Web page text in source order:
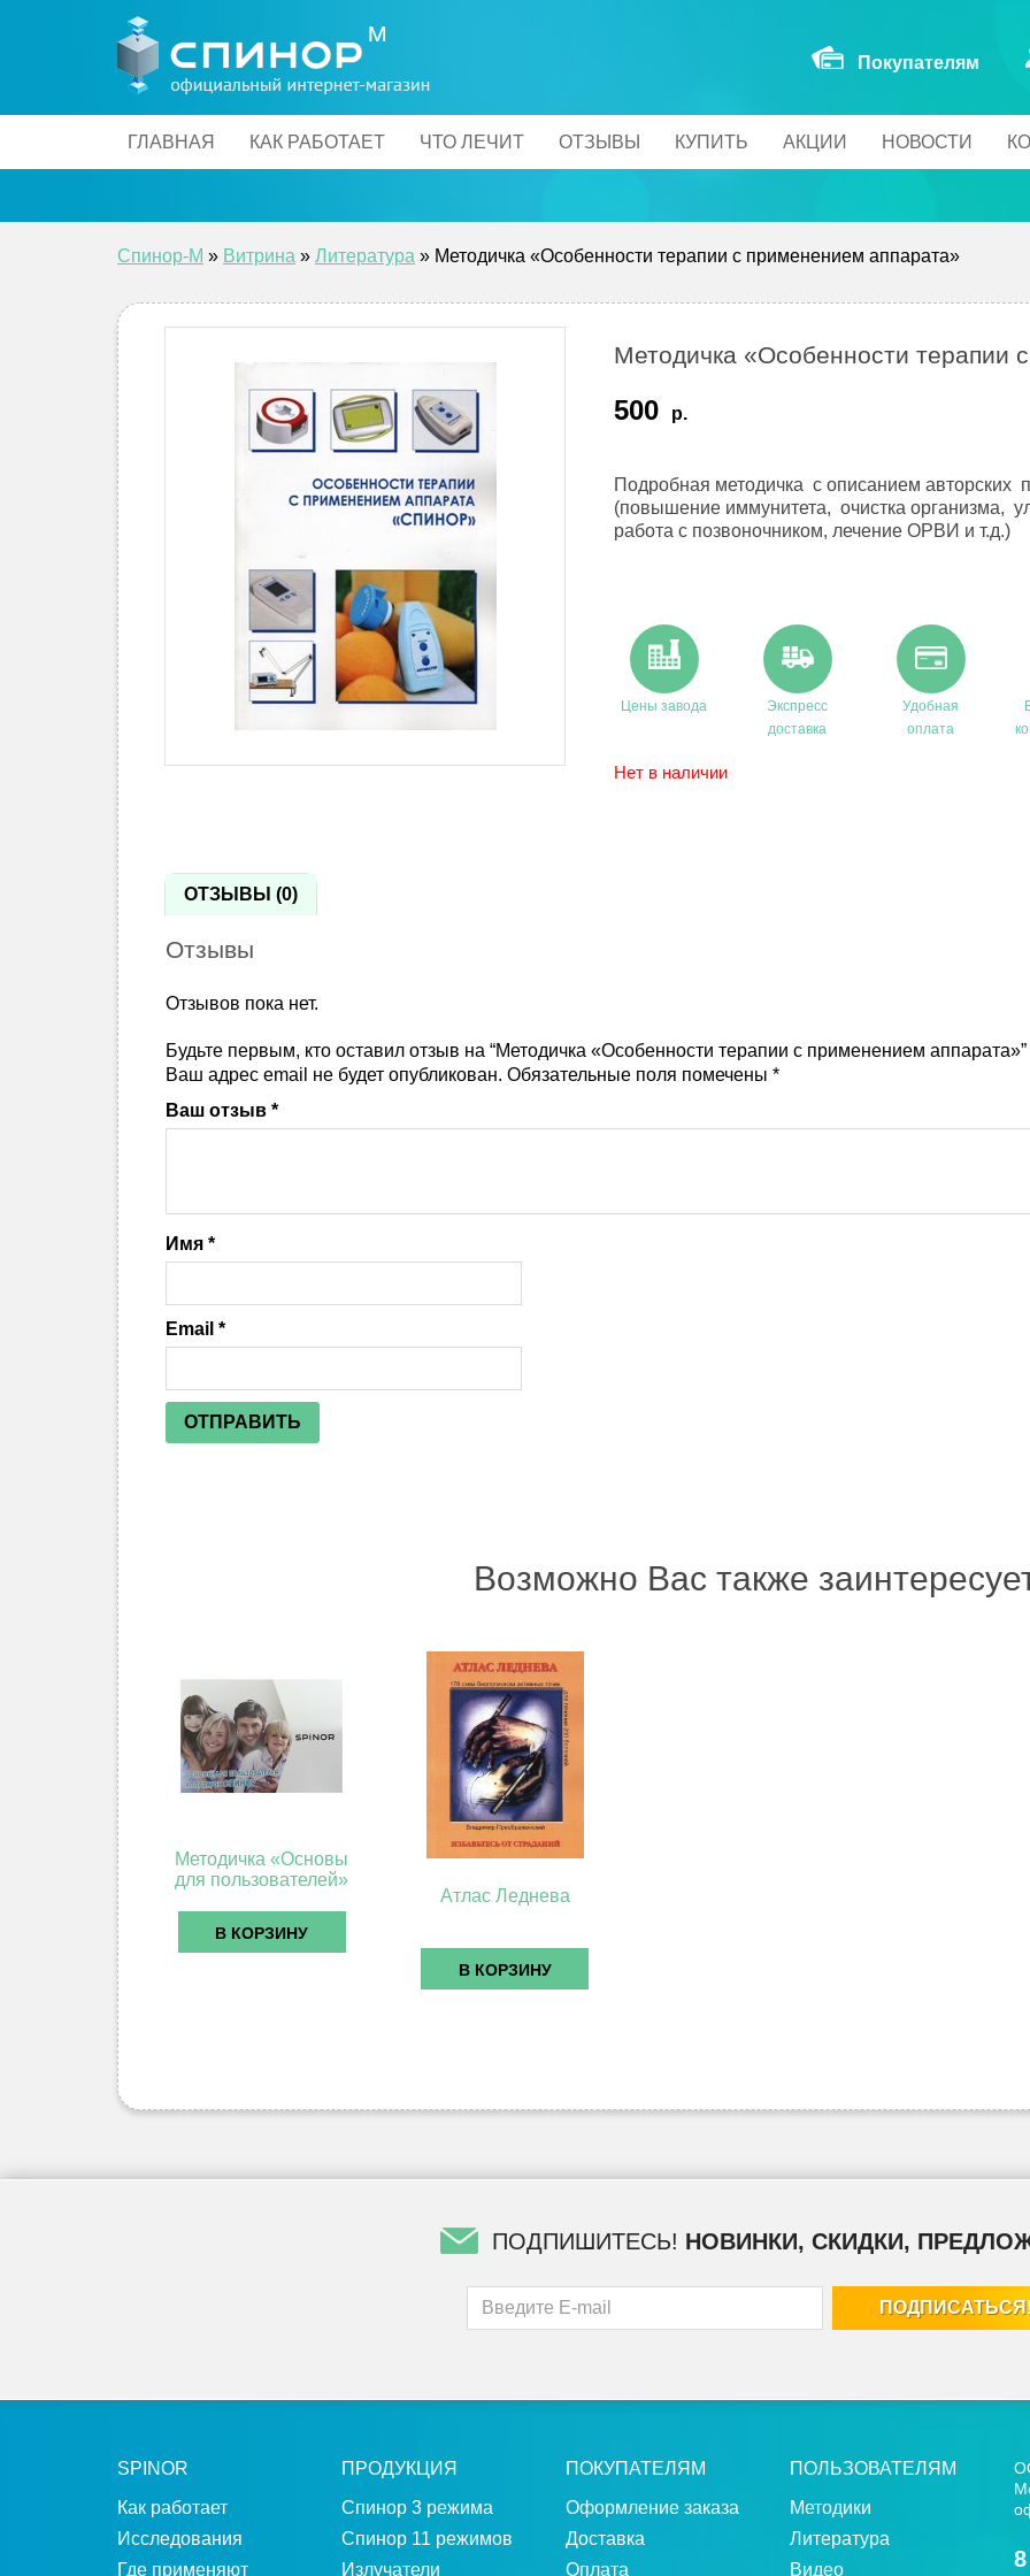
Покупателям
ГЛАВНАЯ КАК РАБОТАЕТ ЧТО ЛЕЧИТ ОТЗЫВЫ КУПИТЬ АКЦИИ НОВОСТИ
Спинор-М » Витрина » Литература » Методичка «Особенности терапии с применением аппарата»
Методичка «Особенности терапии
500 р.
Подробная методичка с описанием авторских
(повышение иммунитета, очистка организма,
работа с позвоночником, лечение ОРВИ и т.д.)
Цены завода
Экспресс
доставка
Удобная
оплата
Нет в наличии
ОТЗЫВЫ (0)
Отзывы
Отзывов пока нет.
Будьте первым, кто оставил отзыв на “Методичка «Особенности терапии с применением аппарата»”
Ваш адрес email не будет опубликован. Обязательные поля помечены *
Ваш отзыв *
Имя *
Email *
Возможно Вас также
Методичка «Основы
для пользователей»
В КОРЗИНУ
Атлас Леднева
В КОРЗИНУ
ПОДПИШИТЕСЬ! НОВИНКИ, СКИДКИ,
SPINOR
Как работает
Исследования
Где применяют
ПРОДУКЦИЯ
Спинор 3 режима
Спинор 11 режимов
Излучатели
ПОКУПАТЕЛЯМ
Оформление заказа
Доставка
Оплата
ПОЛЬЗОВАТЕЛЯМ
Методики
Литература
Видео